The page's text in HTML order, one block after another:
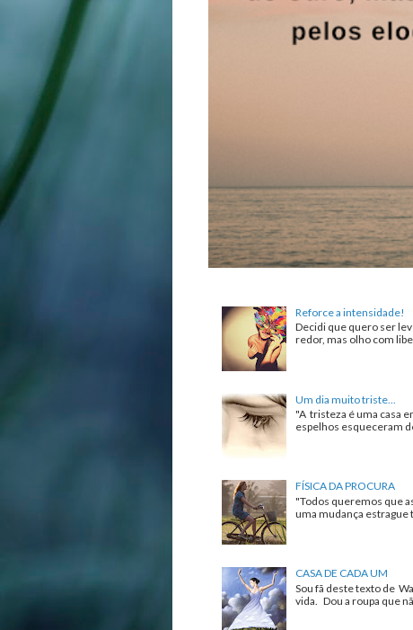
Reforce a intensidade!
Decidi que quero ser
redor, mas olho com
Um dia muito triste...
"A tristeza é uma casa
espelhos esqueceram
FÍSICA DA PROCURA
"Todos queremos que
uma mudança estrague
CASA DE CADA UM
Sou fã deste texto de
vida. Dou a roupa que